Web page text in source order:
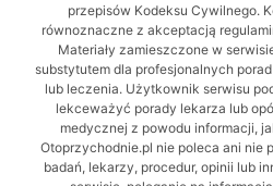
przepisów Kodeksu Cywilnego.
równoznaczne z akceptacją
Materiały zamieszczone w
substytutem dla profesjonalnych
lub leczenia. Użytkownik serwisu
lekceważyć porady lekarza lub
medycznej z powodu informacji,
Otoprzychodnie.pl nie poleca ani nie
badań, lekarzy, procedur, opinii lub